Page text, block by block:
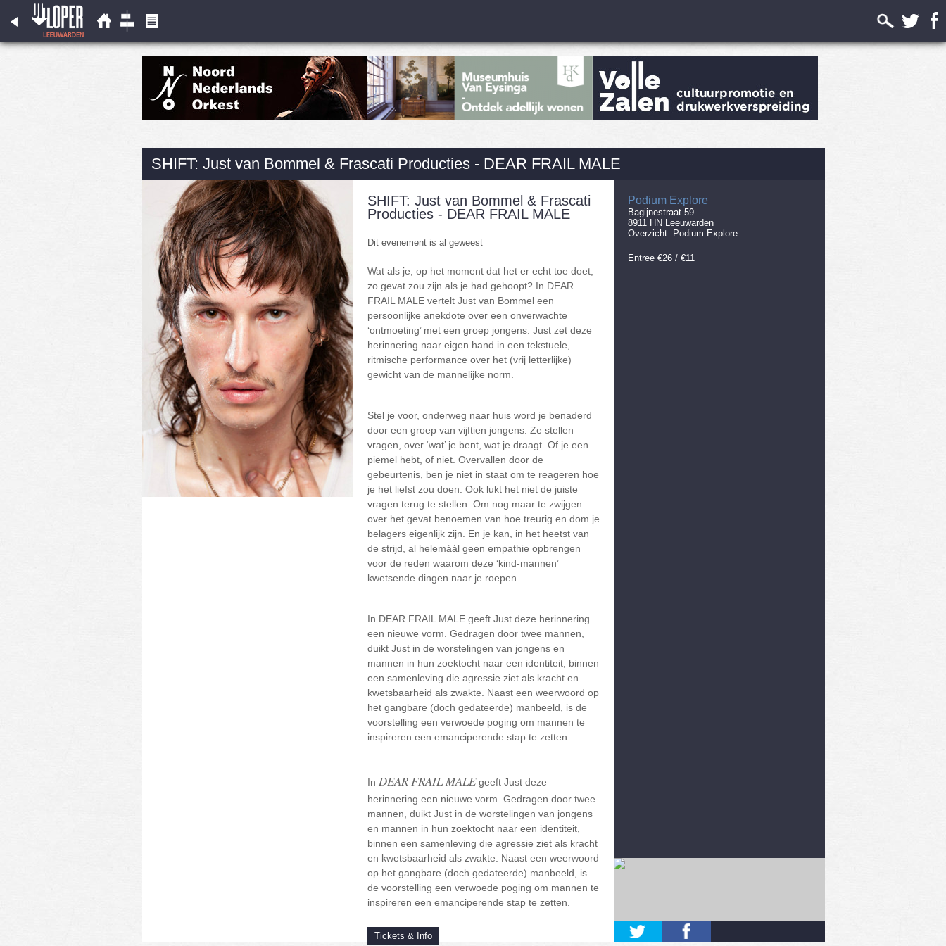
SHIFT: Just van Bommel & Frascati Producties - DEAR FRAIL MALE
SHIFT: Just van Bommel & Frascati
Producties - DEAR FRAIL MALE
Dit evenement is al geweest
Wat als je, op het moment dat het er echt toe doet,
zo gevat zou zijn als je had gehoopt? In DEAR
FRAIL MALE vertelt Just van Bommel een
persoonlijke anekdote over een onverwachte
‘ontmoeting’ met een groep jongens. Just zet deze
herinnering naar eigen hand in een tekstuele,
ritmische performance over het (vrij letterlijke)
gewicht van de mannelijke norm.
Stel je voor, onderweg naar huis word je benaderd
door een groep van vijftien jongens. Ze stellen
vragen, over ‘wat’ je bent, wat je draagt. Of je een
piemel hebt, of niet. Overvallen door de
gebeurtenis, ben je niet in staat om te reageren hoe
je het liefst zou doen. Ook lukt het niet de juiste
vragen terug te stellen. Om nog maar te zwijgen
over het gevat benoemen van hoe treurig en dom je
belagers eigenlijk zijn. En je kan, in het heetst van
de strijd, al helemáál geen empathie opbrengen
voor de reden waarom deze ‘kind-mannen’
kwetsende dingen naar je roepen.
In DEAR FRAIL MALE geeft Just deze herinnering
een nieuwe vorm. Gedragen door twee mannen,
duikt Just in de worstelingen van jongens en
mannen in hun zoektocht naar een identiteit, binnen
een samenleving die agressie ziet als kracht en
kwetsbaarheid als zwakte. Naast een weerwoord op
het gangbare (doch gedateerde) manbeeld, is de
voorstelling een verwoede poging om mannen te
inspireren een emanciperende stap te zetten.
In DEAR FRAIL MALEgeeft Just deze
herinnering een nieuwe vorm. Gedragen door twee
mannen, duikt Just in de worstelingen van jongens
en mannen in hun zoektocht naar een identiteit,
binnen een samenleving die agressie ziet als kracht
en kwetsbaarheid als zwakte. Naast een weerwoord
op het gangbare (doch gedateerde) manbeeld, is
de voorstelling een verwoede poging om mannen te
inspireren een emanciperende stap te zetten.
Tickets & Info
Podium Explore
Bagijnestraat 59
8911 HN Leeuwarden
Overzicht: Podium Explore
Entree €26 / €11